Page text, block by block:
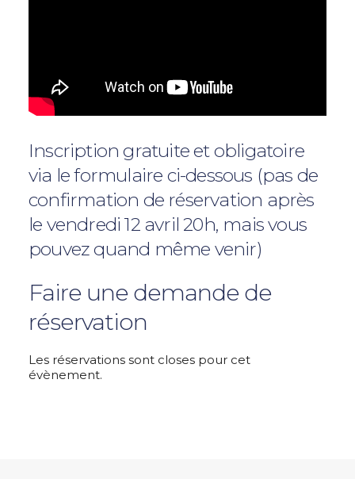
Inscription gratuite et obligatoire
via le formulaire ci-dessous (pas de
confirmation de réservation après
le vendredi 12 avril 20h, mais vous
pouvez quand même venir)
Faire une demande de
réservation
Les réservations sont closes pour cet
évènement.